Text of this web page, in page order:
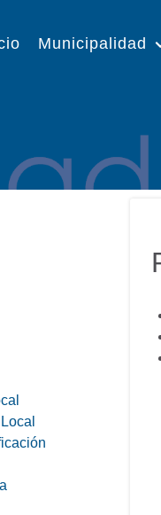
Municipalidad